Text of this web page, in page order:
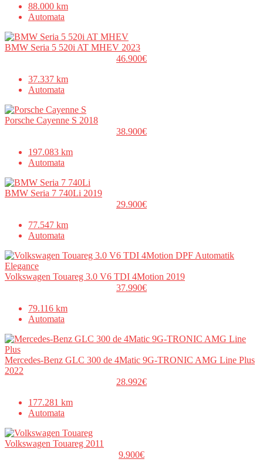
88.000 km
Automata
46.900€
BMW Seria 5 520i AT MHEV 2023
37.337 km
Automata
38.900€
Porsche Cayenne S 2018
197.083 km
Automata
29.900€
BMW Seria 7 740Li 2019
77.547 km
Automata
37.990€
Volkswagen Touareg 3.0 V6 TDI 4Motion 2019
79.116 km
Automata
28.992€
Mercedes-Benz GLC 300 de 4Matic 9G-TRONIC AMG Line Plus
2022
177.281 km
Automata
9.900€
Volkswagen Touareg 2011